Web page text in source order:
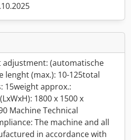
adjustment: (automatische
lenght (max.): 10-125total
15weight approx.:
1800 x 1500 x
Machine Technical
The machine and all
in accordance with